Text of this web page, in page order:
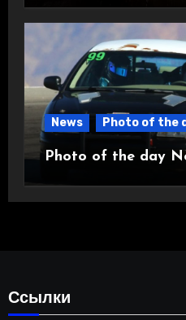
News Photo of the
Photo of the day
Ссылки